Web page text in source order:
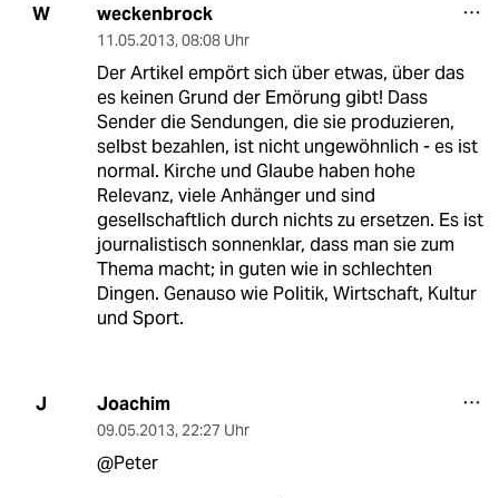
W weckenbrock
11.05.2013, 08:08 Uhr
Der Artikel empört sich über etwas, über das
es keinen Grund der Emörung gibt! Dass
Sender die Sendungen, die sie produzieren,
selbst bezahlen, ist nicht ungewöhnlich - es ist
normal. Kirche und Glaube haben hohe
Relevanz, viele Anhänger und sind
gesellschaftlich durch nichts zu ersetzen. Es ist
journalistisch sonnenklar, dass man sie zum
Thema macht; in guten wie in schlechten
Dingen. Genauso wie Politik, Wirtschaft, Kultur
und Sport.
J Joachim
09.05.2013, 22:27 Uhr
@Peter